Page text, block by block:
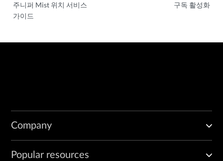
주니퍼 Mist 위치 서비스
가이드
구독 활성화
Company
Popular resources